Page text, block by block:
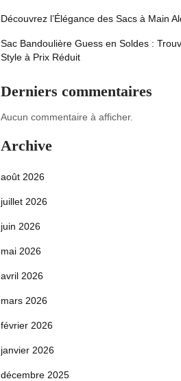
Découvrez l’Élégance des Sacs à Main
Sac Bandoulière Guess en Soldes :
Style à Prix Réduit
Derniers commentaires
Aucun commentaire à afficher.
Archive
août 2026
juillet 2026
juin 2026
mai 2026
avril 2026
mars 2026
février 2026
janvier 2026
décembre 2025